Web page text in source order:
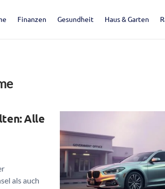
Finanzen Gesundheit Haus & Garten
Alle
als auch